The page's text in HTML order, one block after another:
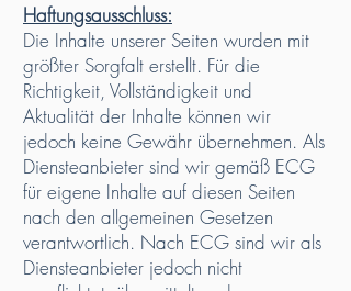
Haftungsausschluss:
Die Inhalte unserer Seiten wurden mit
größter Sorgfalt erstellt. Für die
Richtigkeit, Vollständigkeit und
Aktualität der Inhalte können wir
jedoch keine Gewähr übernehmen. Als
Diensteanbieter sind wir gemäß ECG
für eigene Inhalte auf diesen Seiten
nach den allgemeinen Gesetzen
verantwortlich. Nach ECG sind wir als
Diensteanbieter jedoch nicht